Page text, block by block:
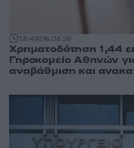
18:4806.08.26
Χρηματοδότηση 1,44
Γηροκομείο Αθηνών
αναβάθμιση και